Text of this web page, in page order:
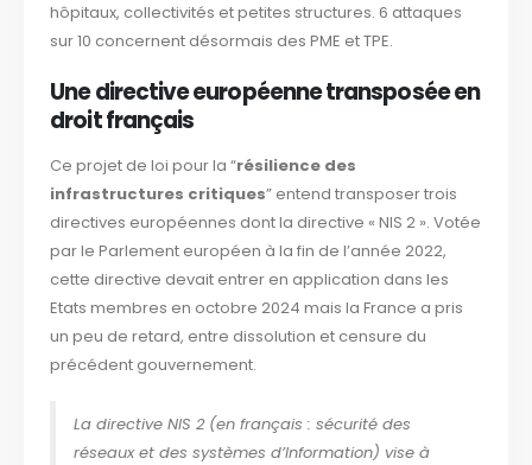
hôpitaux, collectivités et petites structures. 6 attaques
sur 10 concernent désormais des PME et TPE.
Une directive européenne transposée en
droit français
Ce projet de loi pour la “résilience des
infrastructures critiques” entend transposer trois
directives européennes dont la directive « NIS 2 ». Votée
par le Parlement européen à la fin de l’année 2022,
cette directive devait entrer en application dans les
Etats membres en octobre 2024 mais la France a pris
un peu de retard, entre dissolution et censure du
précédent gouvernement.
La directive NIS 2 (en français : sécurité des
réseaux et des systèmes d’Information) vise à